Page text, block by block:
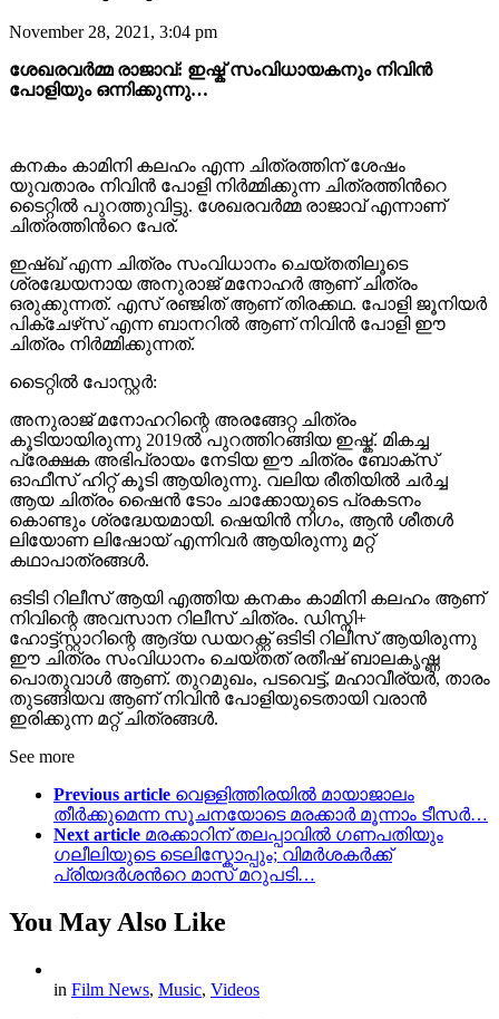
November 28, 2021, 3:04 pm
ശേഖരവർമ്മ രാജാവ്: ഇഷ്ക് സംവിധായകനും നിവിൻ
പോളിയും ഒന്നിക്കുന്നു…
കനകം കാമിനി കലഹം എന്ന ചിത്രത്തിന് ശേഷം
യുവതാരം നിവിൻ പോളി നിർമ്മിക്കുന്ന ചിത്രത്തിന്‍റെ
ടൈറ്റിൽ പുറത്തുവിട്ടു. ശേഖരവർമ്മ രാജാവ് എന്നാണ്
ചിത്രത്തിന്‍റെ പേര്.
ഇഷ്ഖ് എന്ന ചിത്രം സംവിധാനം ചെയ്തതിലൂടെ
ശ്രദ്ധേയനായ അനുരാജ് മനോഹർ ആണ് ചിത്രം
ഒരുക്കുന്നത്. എസ് രഞ്ജിത് ആണ് തിരക്കഥ. പോളി ജൂനിയർ
പിക്‌ചേഴ്‌സ് എന്ന ബാനറിൽ ആണ് നിവിൻ പോളി ഈ
ചിത്രം നിർമ്മിക്കുന്നത്.
ടൈറ്റിൽ പോസ്റ്റർ:
അനുരാജ് മനോഹറിന്റെ അരങ്ങേറ്റ ചിത്രം
കൂടിയായിരുന്നു 2019ൽ പുറത്തിറങ്ങിയ ഇഷ്ക്. മികച്ച
പ്രേക്ഷക അഭിപ്രായം നേടിയ ഈ ചിത്രം ബോക്സ്
ഓഫീസ് ഹിറ്റ് കൂടി ആയിരുന്നു. വലിയ രീതിയിൽ ചർച്ച
ആയ ചിത്രം ഷൈൻ ടോം ചാക്കോയുടെ പ്രകടനം
കൊണ്ടും ശ്രദ്ധേയമായി. ഷെയിൻ നിഗം, ആൻ ശീതൾ
ലിയോണ ലിഷോയ് എന്നിവർ ആയിരുന്നു മറ്റ്
കഥാപാത്രങ്ങൾ.
ഒടിടി റിലീസ് ആയി എത്തിയ കനകം കാമിനി കലഹം ആണ്
നിവിന്റെ അവസാന റിലീസ് ചിത്രം. ഡിസ്നി+
ഹോട്ട്സ്റ്റാറിന്റെ ആദ്യ ഡയറക്റ്റ് ഒടിടി റിലീസ് ആയിരുന്നു
ഈ ചിത്രം സംവിധാനം ചെയ്തത് രതീഷ് ബാലകൃഷ്ണ
പൊതുവാൾ ആണ്. തുറമുഖം, പടവെട്ട്, മഹാവീര്യർ, താരം
തുടങ്ങിയവ ആണ് നിവിൻ പോളിയുടെതായി വരാൻ
ഇരിക്കുന്ന മറ്റ് ചിത്രങ്ങൾ.
See more
Previous article വെള്ളിത്തിരയിൽ മായാജാലം
തീർക്കുമെന്ന സൂചനയോടെ മരക്കാർ മൂന്നാം ടീസർ…
Next article മരക്കാറിന് തലപ്പാവിൽ ഗണപതിയും
ഗലീലിയുടെ ടെലിസ്കോപ്പും; വിമർശകർക്ക്
പ്രിയദർശന്‍റെ മാസ് മറുപടി…
You May Also Like
in Film News, Music, Videos